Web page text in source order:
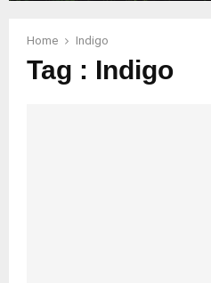
Home Indigo
Tag : Indigo